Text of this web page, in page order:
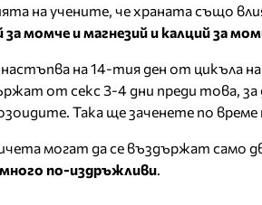
на учените, че храната също
момче и магнезий и калций за
на 14-тия ден от цикъла
от секс 3-4 дни преди това,
Така ще заченете по време
могат да се въздържат само
по-издръжливи